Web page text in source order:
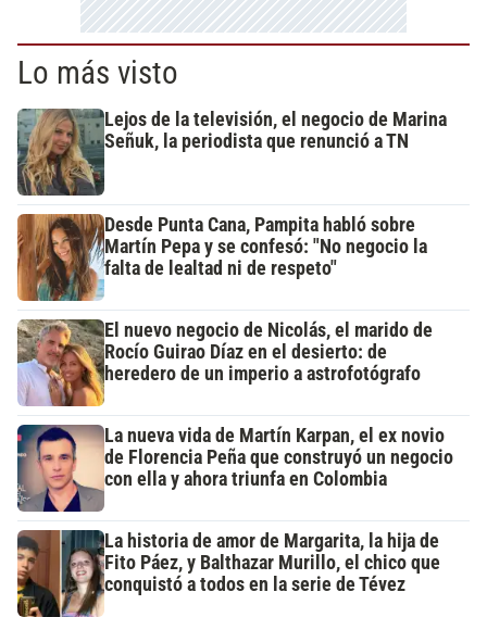
Lo más visto
Lejos de la televisión, el negocio de Marina
Señuk, la periodista que renunció a TN
Desde Punta Cana, Pampita habló sobre
Martín Pepa y se confesó: "No negocio la
falta de lealtad ni de respeto"
El nuevo negocio de Nicolás, el marido de
Rocío Guirao Díaz en el desierto: de
heredero de un imperio a astrofotógrafo
La nueva vida de Martín Karpan, el ex novio
de Florencia Peña que construyó un negocio
con ella y ahora triunfa en Colombia
La historia de amor de Margarita, la hija de
Fito Páez, y Balthazar Murillo, el chico que
conquistó a todos en la serie de Tévez